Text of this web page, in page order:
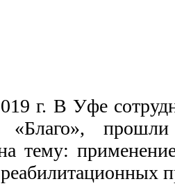
г. В Уфе
на тему: